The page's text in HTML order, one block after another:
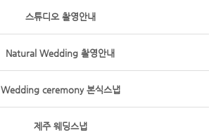
스튜디오 촬영안내
Natural Wedding 촬영안내
Wedding ceremony 본식스냅
제주 웨딩스냅